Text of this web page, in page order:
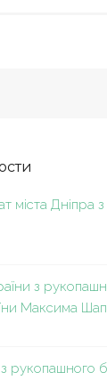
міста
з
Максима
з рукопашного